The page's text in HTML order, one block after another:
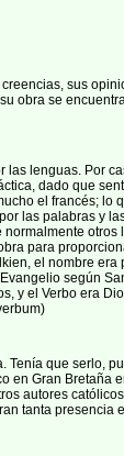
sus
obra se
las lenguas. Por
dado que
el francés; lo
las palabras y
otros
para
el nombre era
según
y el Verbo era
Tenía que serlo,
en Gran Bretaña
autores
tanta presencia